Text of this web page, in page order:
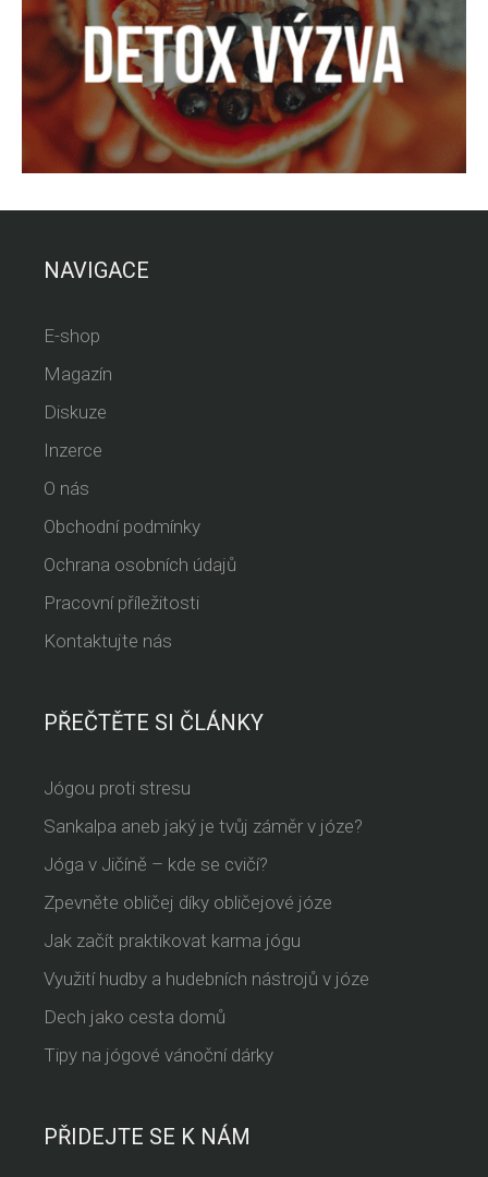
NAVIGACE
E-shop
Magazín
Diskuze
Inzerce
O nás
Obchodní podmínky
Ochrana osobních údajů
Pracovní příležitosti
Kontaktujte nás
PŘEČTĚTE SI ČLÁNKY
Jógou proti stresu
Sankalpa aneb jaký je tvůj záměr v józe?
Jóga v Jičíně – kde se cvičí?
Zpevněte obličej díky obličejové józe
Jak začít praktikovat karma jógu
Využití hudby a hudebních nástrojů v józe
Dech jako cesta domů
Tipy na jógové vánoční dárky
PŘIDEJTE SE K NÁM